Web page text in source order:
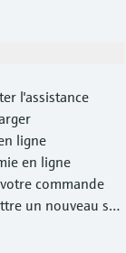
l'assistance
ligne
en ligne
commande
un nouveau ser